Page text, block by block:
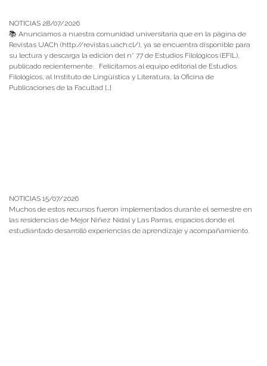
NOTICIAS 28/07/2026
📚 Anunciamos a nuestra comunidad universitaria que en la página de
Revistas UACh (http://revistas.uach.cl/), ya se encuentra disponible para
su lectura y descarga la edición del n° 77 de Estudios Filológicos (EFIL),
publicado recientemente. Felicitamos al equipo editorial de Estudios
Filológicos, al Instituto de Lingüística y Literatura, la Oficina de
Publicaciones de la Facultad […]
NOTICIAS 15/07/2026
Muchos de estos recursos fueron implementados durante el semestre en
las residencias de Mejor Niñez Nidal y Las Parras, espacios donde el
estudiantado desarrolló experiencias de aprendizaje y acompañamiento.